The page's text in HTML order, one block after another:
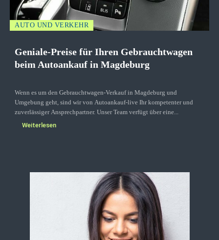
AUTO UND VERKEHR
Geniale-Preise für Ihren Gebrauchtwagen
beim Autoankauf in Magdeburg
Wenn es um den Gebrauchtwagen-Verkauf in Magdeburg und
Umgebung geht, sind wir von Autoankauf-live Ihr kompetenter und
zuverlässiger Ansprechpartner. Unser Team verfügt über eine...
Weiterlesen